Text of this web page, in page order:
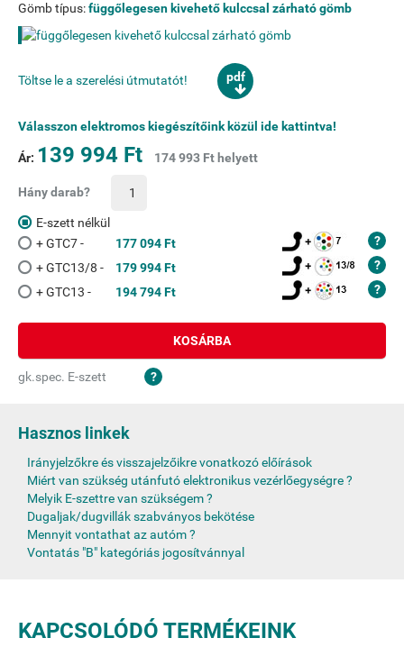
Gömb típus:függőlegesen kivehető kulccsal zárható gömb
Töltse le a szerelési útmutatót! pdf
Válasszon elektromos kiegészítőink közül ide kattintva!
Ár: 139 994 Ft 174 993 Ft helyett
Hány darab?
E-szett nélkül
+ GTC7 -
177 094 Ft
+ GTC13/8 -
179 994 Ft
+ GTC13 -
194 794 Ft
KOSÁRBA
gk.spec. E-szett
Hasznos linkek
Irányjelzőkre és visszajelzőikre vonatkozó előírások
Miért van szükség utánfutó elektronikus vezérlőegységre ?
Melyik E-szettre van szükségem ?
Dugaljak/dugvillák szabványos bekötése
Mennyit vontathat az autóm ?
Vontatás "B" kategóriás jogosítvánnyal
KAPCSOLÓDÓ TERMÉKEINK